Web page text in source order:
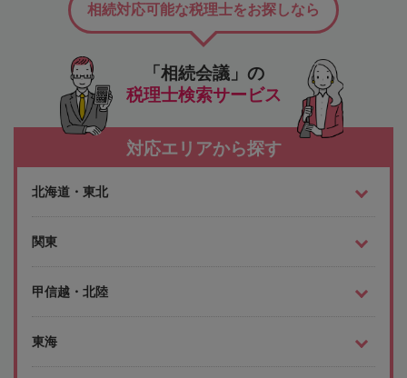
「相続会議」の
税理士検索サービス
相続対応可能な税理士をお探しなら
対応エリアから探す
北海道・東北
関東
甲信越・北陸
東海